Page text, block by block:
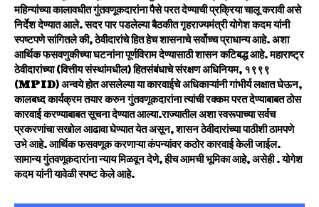
महिन्यांच्या कालावधीत गुंतवणूकदारांना पैसे परत देण्याची प्रक्रिया चालू करावी असे
निर्देश देण्यात आले. सदर पार पडलेल्या बैठकीत गृहराज्यमंत्री योगेश कदम यांनी
स्पष्टपणे सांगितले की, ठेवीदारांचे हित हेच शासनाचे सर्वोच्च प्राधान्य आहे. अशा
आर्थिक फसवणुकीच्या घटनांना पूर्णविराम देण्यासाठी शासन कटिबद्ध आहे. महाराष्ट्र
ठेवीदारांच्या (वित्तीय संस्थांमधील) हितसंबंधाचे संरक्षण अधिनियम, १९९९
(MPID) अन्वये होत असलेल्या या कारवाईचे अधिकाऱ्यांनी गांभीर्य लक्षात घेऊन,
कालबध्द कार्यक्रम तयार करुन गुंतवणूकदारांना त्यांची रक्कम परत देण्याबाबत ठोस
कारवाई करण्याबाबत सूचना देण्यात आल्या.राज्यातील अशा स्वरूपाच्या सर्वच
प्रकरणांचा सखोल आढावा घेण्यात येत असून, शासन ठेवीदारांच्या पाठीशी ठामपणे
उभे आहे. आर्थिक फसवणूक करणाऱ्या कंपन्यांवर कठोर कारवाई केली जाईल.
सामान्य गुंतवणूकदारांना न्याय मिळवून देणे, हीच आमची भूमिका आहे, असेही . योगेश
कदम यांनी यावेळी स्पष्ट केले आहे.